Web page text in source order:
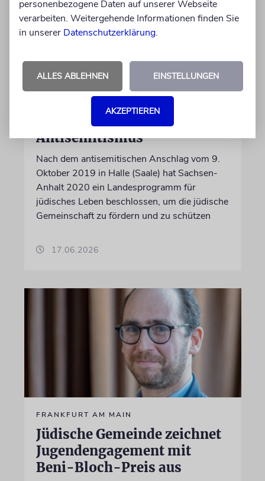
Juden in Sachsen-Anhalt:
Lebendige Gemeinden und
Antisemitismus
Nach dem antisemitischen Anschlag vom 9.
Oktober 2019 in Halle (Saale) hat Sachsen-
Anhalt 2020 ein Landesprogramm für
jüdisches Leben beschlossen, um die jüdische
Gemeinschaft zu fördern und zu schützen
17.06.2026
FRANKFURT AM MAIN
Jüdische Gemeinde zeichnet
Jugendengagement mit
Beni-Bloch-Preis aus
personenbezogene Daten auf unserer Webseite
verarbeiten. Weitergehende Informationen finden Sie
in unserer Datenschutzerklärung.
ALLES ABLEHNEN EINSTELLUNGEN
AKZEPTIEREN